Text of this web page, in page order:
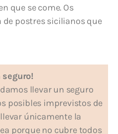
que se come. Os
postres sicilianos que
llevar un seguro
posibles imprevistos de
únicamente la
porque no cubre todos